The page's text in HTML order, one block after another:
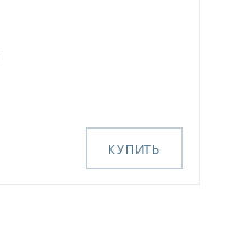
КУПИТЬ